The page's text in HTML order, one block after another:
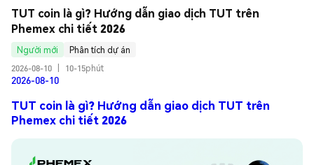
TUT coin là gì? Hướng dẫn giao dịch TUT trên
Phemex chi tiết 2026
Người mới
Phân tích dự án
2026-08-10
10-15phút
2026-08-10
TUT coin là gì? Hướng dẫn giao dịch TUT trên
Phemex chi tiết 2026